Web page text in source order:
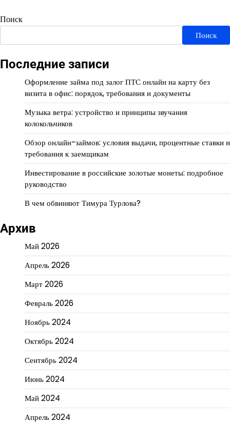
Поиск
Поиск
Последние записи
Оформление займа под залог ПТС онлайн на карту без
визита в офис: порядок, требования и документы
Музыка ветра: устройство и принципы звучания
колокольчиков
Обзор онлайн-займов: условия выдачи, процентные ставки и
требования к заемщикам
Инвестирование в российские золотые монеты: подробное
руководство
В чем обвиняют Тимура Турлова?
Архив
Май 2026
Апрель 2026
Март 2026
Февраль 2026
Ноябрь 2024
Октябрь 2024
Сентябрь 2024
Июнь 2024
Май 2024
Апрель 2024